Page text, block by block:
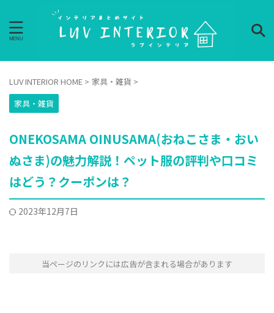
LUV INTERIOR HOME > 家具・雑貨 >
家具・雑貨
ONEKOSAMA OINUSAMA(おねこさま・おい
ぬさま)の魅力解説！ペット服の評判や口コミ
はどう？クーポンは？
2023年12月7日
当ページのリンクには広告が含まれる場合があります